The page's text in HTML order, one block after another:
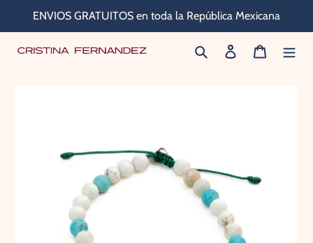
directamente
ENVIOS GRATUITOS en toda la República Mexicana
Buscar IngresarCarrito